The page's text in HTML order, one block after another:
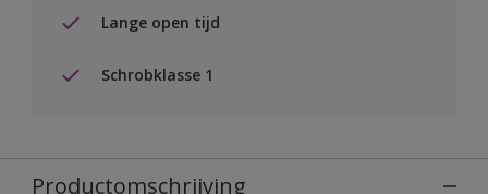
Lange open tijd
Schrobklasse 1
Productomschrijving